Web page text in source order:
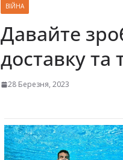
ВІЙНА
Давайте
доставку та
28 Березня, 2023